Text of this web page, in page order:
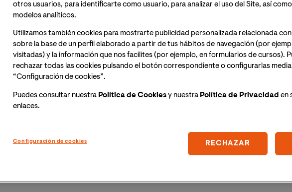
sesión?
la importancia de las relaciones de apego en el desarrollo
vida adulta. Analizaremos cómo los distintos estilos de apego—seguro,
nuestra capacidad para manejar y responder a las emociones de
la psicología y las terapias de tercera generación, conoceremos
disfuncionales y mejorar el bienestar emocional. Descubriremos
y prácticas como el mindfulness pueden ser
la regulación emocional y fomentar relaciones más saludables.
las experiencias tempranas influyen en la vida adulta y aprender
¡te esperamos!
otros usuarios, para identificarte como usuario, para analizar el uso del Site, así
modelos analíticos.
Utilizamos también cookies para mostrarte publicidad personalizada relacionada
sobre la base de un perfil elaborado a partir de tus hábitos de navegación (por
visitadas) y la información que nos facilites (por ejemplo, en formularios de cursos).
rechazar todas las cookies pulsando el botón correspondiente o configurarlas
“Configuración de cookies”.
Puedes consultar nuestra Política de Cookiesy nuestra Política de Privacidad en
enlaces.
Configuración de cookies RECHAZAR